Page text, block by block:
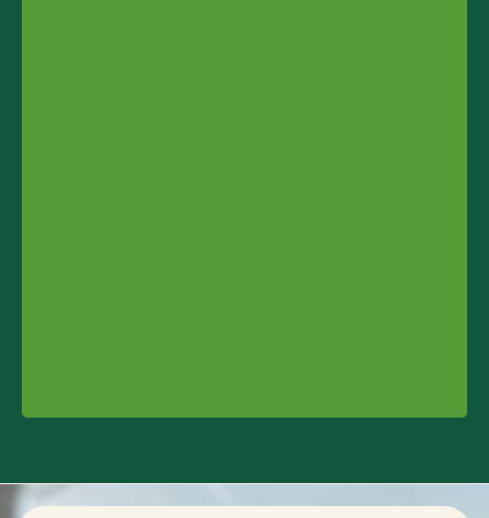
Kontaktinfo og kolofon